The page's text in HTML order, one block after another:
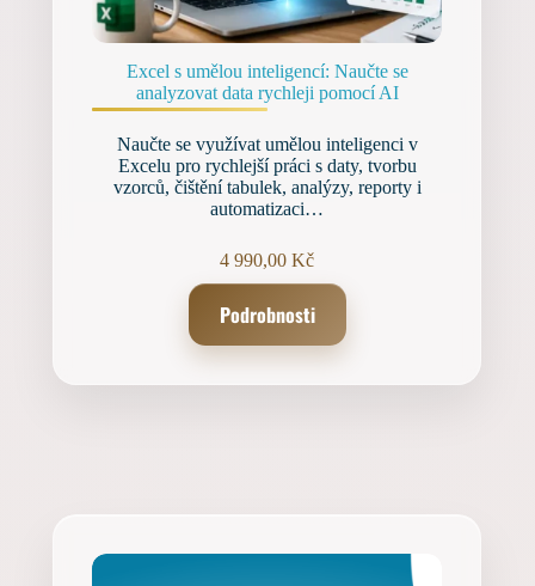
Excel s umělou inteligencí: Naučte se
analyzovat data rychleji pomocí AI
Naučte se využívat umělou inteligenci v
Excelu pro rychlejší práci s daty, tvorbu
vzorců, čištění tabulek, analýzy, reporty i
automatizaci…
4 990,00Kč
Podrobnosti